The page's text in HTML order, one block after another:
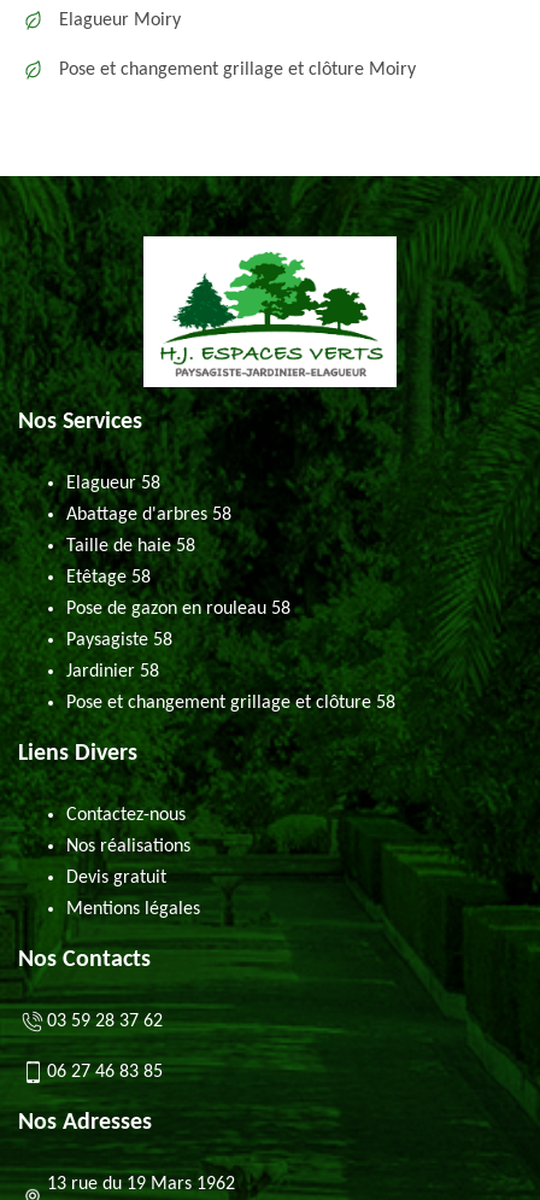
Elagueur Moiry
Pose et changement grillage et clôture Moiry
Nos Services
Elagueur 58
Abattage d'arbres 58
Taille de haie 58
Etêtage 58
Pose de gazon en rouleau 58
Paysagiste 58
Jardinier 58
Pose et changement grillage et clôture 58
Liens Divers
Contactez-nous
Nos réalisations
Devis gratuit
Mentions légales
Nos Contacts
03 59 28 37 62
06 27 46 83 85
Nos Adresses
13 rue du 19 Mars 1962